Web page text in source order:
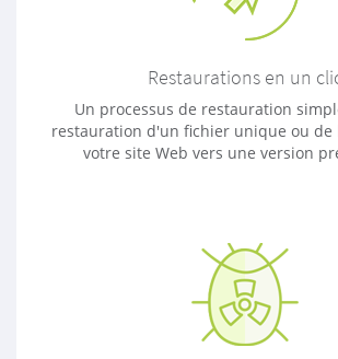
Restaurations en un
Un processus de restauration
restauration d'un fichier unique ou de
votre site Web vers une version